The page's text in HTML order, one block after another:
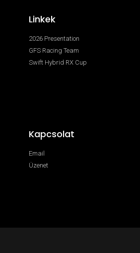
Linkek
2026 Presentation
GFS Racing Team
Swift Hybrid RX Cup
Kapcsolat
Email
Üzenet